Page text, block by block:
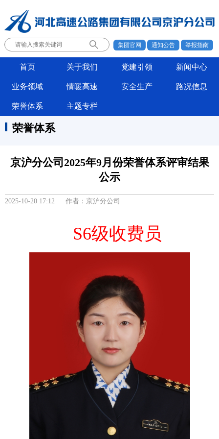
集团官网 通知公告 举报指南
首页 关于我们 党建引领 新闻中心
业务领域 情暖高速 安全生产 路况信息
荣誉体系 主题专栏
荣誉体系
京沪分公司2025年9月份荣誉体系评审结果
公示
2025-10-20 17:12 作者：京沪分公司
S6级收费员